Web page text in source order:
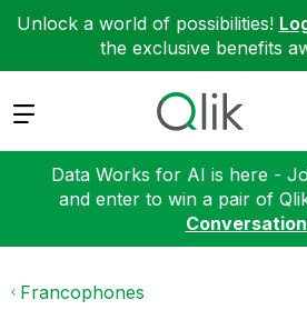
Unlock a world of possibilities!
the exclusive benefits
Expand
Data Works for AI is here -
and enter to win a pair of
Francophones